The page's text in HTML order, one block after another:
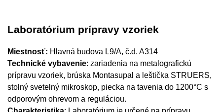
Laboratórium prípravy vzoriek
Miestnosť: Hlavná budova L9/A, č.d. A314
Technické vybavenie: zariadenia na metalografickú
prípravu vzoriek, brúska Montasupal a leštička STRUERS,
stolný svetelný mikroskop, piecka na tavenia do 1200°C s
odporovým ohrevom a reguláciou.